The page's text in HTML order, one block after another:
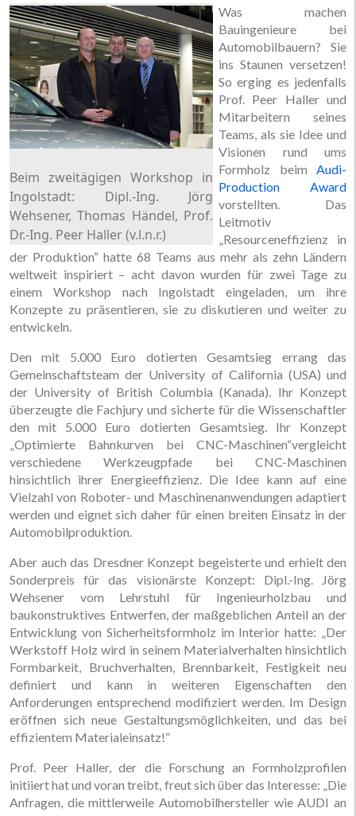
Beim zweitägigen Workshop in
Ingolstadt: Dipl.-Ing. Jörg
Wehsener, Thomas Händel, Prof.
Dr.-Ing. Peer Haller (v.l.n.r.)
Was machen
Bauingenieure bei
Automobilbauern? Sie
ins Staunen versetzen!
So erging es jedenfalls
Prof. Peer Haller und
Mitarbeitern seines
Teams, als sie Idee und
Visionen rund ums
Formholz beim Audi-
Production Award
vorstellten. Das
Leitmotiv
„Resourceneffizienz in
der Produktion“ hatte 68 Teams aus mehr als zehn Ländern
weltweit inspiriert – acht davon wurden für zwei Tage zu
einem Workshop nach Ingolstadt eingeladen, um ihre
Konzepte zu präsentieren, sie zu diskutieren und weiter zu
entwickeln.
Den mit 5.000 Euro dotierten Gesamtsieg errang das
Gemeinschaftsteam der University of California (USA) und
der University of British Columbia (Kanada). Ihr Konzept
überzeugte die Fachjury und sicherte für die Wissenschaftler
den mit 5.000 Euro dotierten Gesamtsieg. Ihr Konzept
„Optimierte Bahnkurven bei CNC-Maschinen“vergleicht
verschiedene Werkzeugpfade bei CNC-Maschinen
hinsichtlich ihrer Energieeffizienz. Die Idee kann auf eine
Vielzahl von Roboter- und Maschinenanwendungen adaptiert
werden und eignet sich daher für einen breiten Einsatz in der
Automobilproduktion.
Aber auch das Dresdner Konzept begeisterte und erhielt den
Sonderpreis für das visionärste Konzept: Dipl.-Ing. Jörg
Wehsener vom Lehrstuhl für Ingenieurholzbau und
baukonstruktives Entwerfen, der maßgeblichen Anteil an der
Entwicklung von Sicherheitsformholz im Interior hatte: „Der
Werkstoff Holz wird in seinem Materialverhalten hinsichtlich
Formbarkeit, Bruchverhalten, Brennbarkeit, Festigkeit neu
definiert und kann in weiteren Eigenschaften den
Anforderungen entsprechend modifiziert werden. Im Design
eröffnen sich neue Gestaltungsmöglichkeiten, und das bei
effizientem Materialeinsatz!“
Prof. Peer Haller, der die Forschung an Formholzprofilen
initiiert hat und voran treibt, freut sich über das Interesse: „Die
Anfragen, die mittlerweile Automobilhersteller wie AUDI an